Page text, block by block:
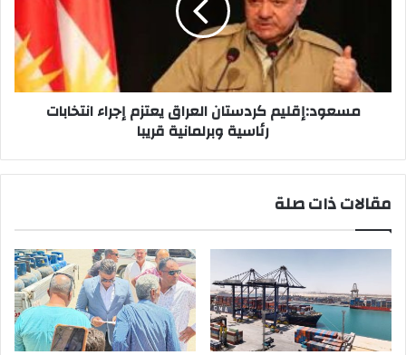
وبرلمانية
قريبا
مسعود:إقليم كردستان العراق يعتزم إجراء انتخابات
رئاسية وبرلمانية قريبا
مقالات ذات صلة